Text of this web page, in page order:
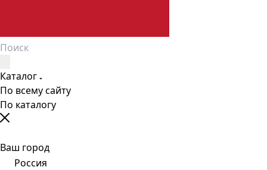
Каталог
По всему сайту
По каталогу
Ваш город
Россия